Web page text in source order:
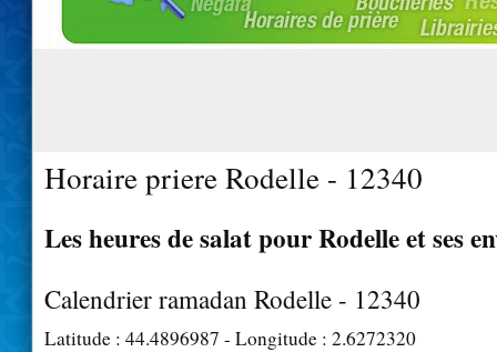
Horaire priere Rodelle - 12340
Les heures de salat pour Rodelle et ses
Calendrier ramadan Rodelle - 12340
Latitude : 44.4896987 - Longitude : 2.6272320